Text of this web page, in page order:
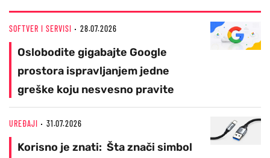
SOFTVER I SERVISI 28.07.2026
Oslobodite gigabajte Google
prostora ispravljanjem jedne
greške koju nesvesno pravite
UREĐAJI 31.07.2026
Korisno je znati: Šta znači simbol